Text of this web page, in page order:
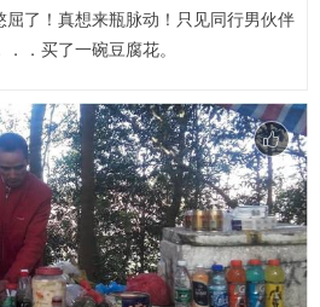
了！真想来瓶脉动！只见同行男伙伴
．买了一碗豆腐花。